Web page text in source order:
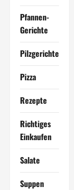
Pfannen-
Gerichte
Pilzgerichte
Pizza
Rezepte
Richtiges
Einkaufen
Salate
Suppen